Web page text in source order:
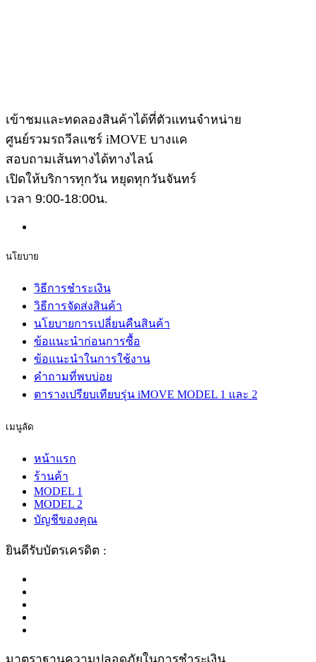
เข้าชมและทดลองสินค้าได้ที่ตัวแทนจำหน่าย
ศูนย์รวมรถวีลแชร์ iMOVE บางแค
สอบถามเส้นทางได้ทางไลน์
เปิดให้บริการทุกวัน หยุดทุกวันจันทร์
เวลา 9:00-18:00น.
นโยบาย
วิธีการชำระเงิน
วิธีการจัดส่งสินค้า
นโยบายการเปลี่ยนคืนสินค้า
ข้อแนะนำก่อนการซื้อ
ข้อแนะนำในการใช้งาน
คำถามที่พบบ่อย
ตารางเปรียบเทียบรุ่น iMOVE MODEL 1 และ 2
เมนูลัด
หน้าแรก
ร้านค้า
MODEL 1
MODEL 2
บัญชีของคุณ
ยินดีรับบัตรเครดิต :
มาตราฐานความปลอดภัยในการชำระเงิน